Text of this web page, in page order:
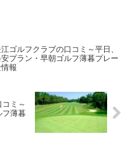
江ゴルフクラブの口コミ～平日、
プラン・早朝ゴルフ薄暮プレー
報
ミ～
フ薄暮